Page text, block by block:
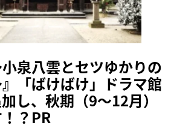
小泉八雲とセツゆかりの
「ばけばけ」ドラマ館
し、秋期（9～12月）
？PR